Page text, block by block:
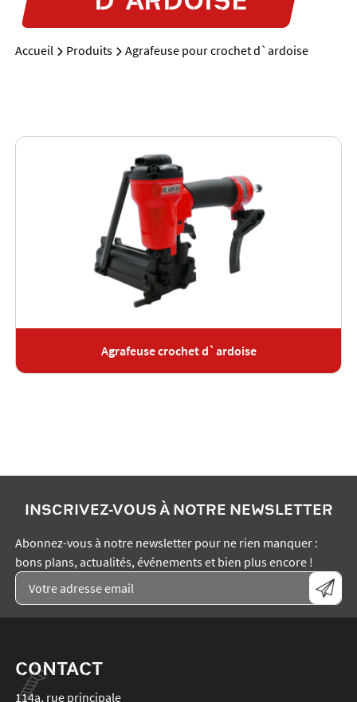
Accueil Produits Agrafeuse pour crochet d`ardoise
Agrafeuse crochet d`ardoise
INSCRIVEZ-VOUS À NOTRE NEWSLETTER
Abonnez-vous à notre newsletter pour ne rien manquer :
bons plans, actualités, événements et bien plus encore !
CONTACT
114a, rue principale